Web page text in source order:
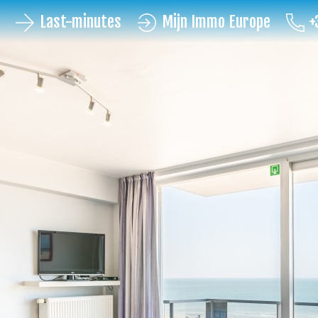
Mijn Immo Europe
Last-minutes